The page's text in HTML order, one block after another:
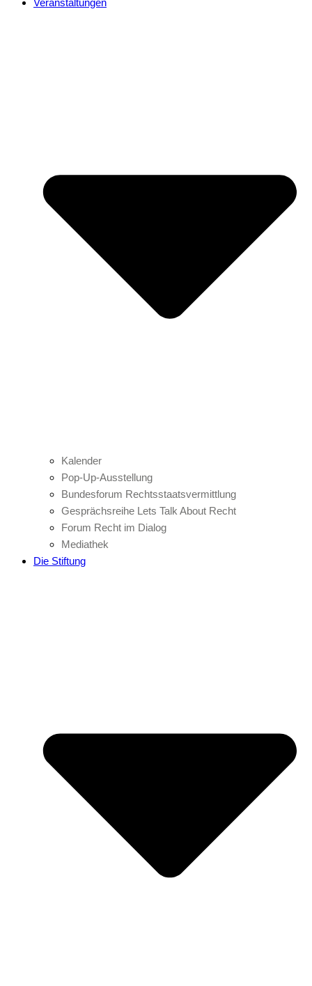
Veranstaltungen
Kalender
Pop-Up-Ausstellung
Bundesforum Rechtsstaatsvermittlung
Gesprächsreihe Lets Talk About Recht
Forum Recht im Dialog
Mediathek
Die Stiftung